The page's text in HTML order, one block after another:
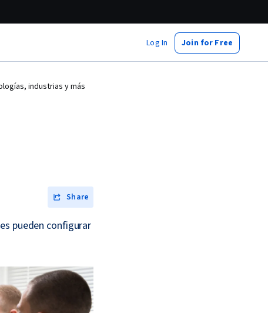
Log In Join for Free
industrias y más
Share
pueden configurar